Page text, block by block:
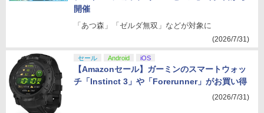
開催
「あつ森」「ゼルダ無双」などが対象に
(2026/7/31)
セール Android iOS
【Amazonセール】ガーミンのスマートウォッ
チ「Instinct 3」や「Forerunner」がお買い得
(2026/7/31)